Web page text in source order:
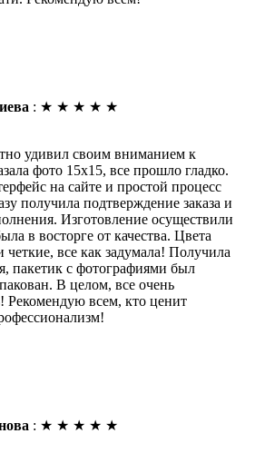
: ★ ★ ★ ★ ★
удивил своим вниманием к
фото 15х15, все прошло гладко.
на сайте и простой процесс
получила подтверждение заказа и
Изготовление осуществили
в восторге от качества. Цвета
четкие, все как задумала! Получила
пакетик с фотографиями был
В целом, все очень
Рекомендую всем, кто ценит
: ★ ★ ★ ★ ★